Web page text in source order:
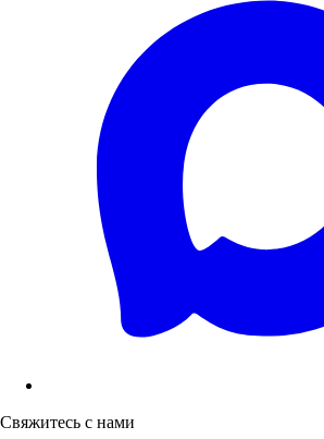
Свяжитесь с нами